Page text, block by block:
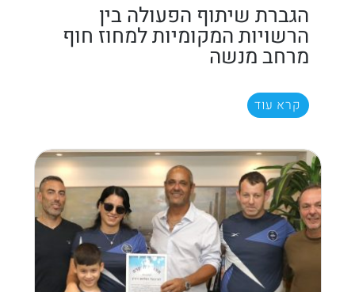
הגברת שיתוף הפעולה בין
הרשויות המקומיות למחוז חוף
מרחב מנשה
קרא עוד